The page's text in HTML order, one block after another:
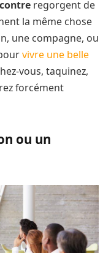
regorgent de
la même chose
une compagne, ou
vivre une belle
vous, taquinez,
forcément
ou un